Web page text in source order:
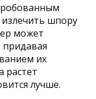
шпору
может
придавая
их
растет
лучше.